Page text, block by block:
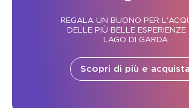
REGALA UN BUONO PER
DELLE PIÙ BELLE ESPERIENZE
LAGO DI GARDA
Scopri di più e acquista